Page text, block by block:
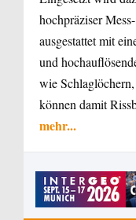
hochpräziser
ausgestattet mit
und
wie
können damit
mehr...